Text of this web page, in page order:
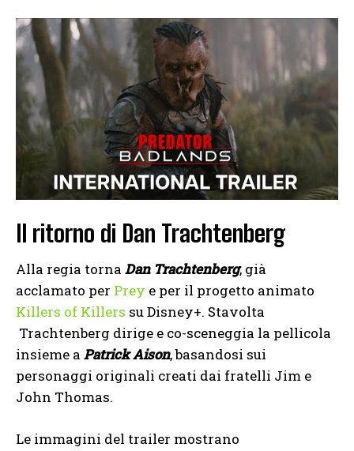
Il ritorno di Dan Trachtenberg
Alla regia torna Dan Trachtenberg, già
acclamato per Prey e per il progetto animato
Killers of Killers su Disney+. Stavolta
Trachtenberg dirige e co-sceneggia la pellicola
insieme a Patrick Aison, basandosi sui
personaggi originali creati dai fratelli Jim e
John Thomas.
Le immagini del trailer mostrano